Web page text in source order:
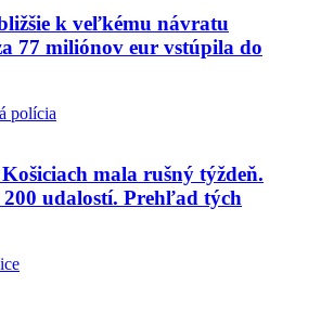
k veľkému návratu
77 miliónov eur vstúpila do
mala rušný týždeň.
200 udalostí. Prehľad tých